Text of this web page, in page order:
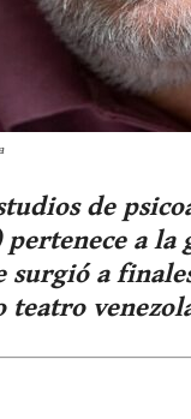
de
pertenece a
surgió a
teatro